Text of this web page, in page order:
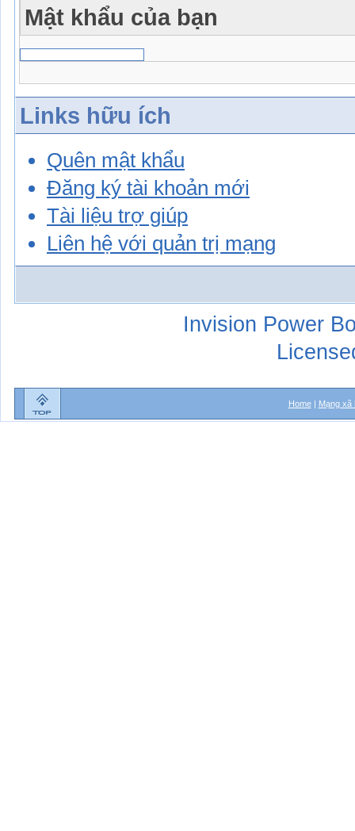
Mật khẩu của bạn
Links hữu ích
Quên mật khẩu
Đăng ký tài khoản mới
Tài liệu trợ giúp
Liên hệ với quản trị mạng
Invision Power
Home| Mạng xã